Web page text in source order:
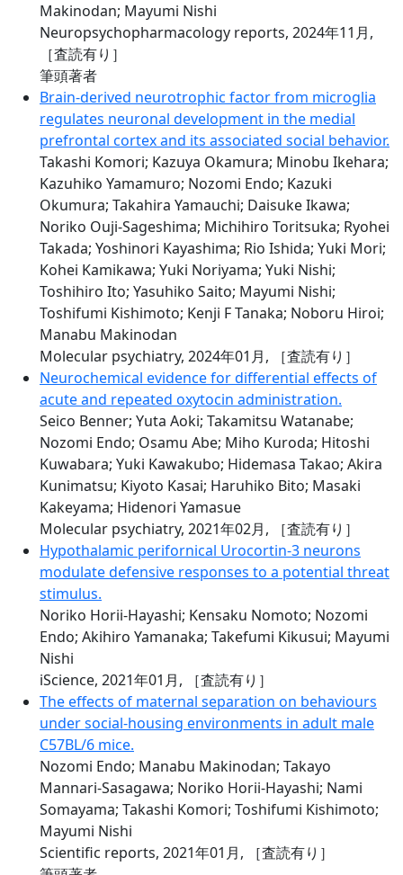
Makinodan; Mayumi Nishi
Neuropsychopharmacology reports, 2024年11月,
［査読有り］
筆頭著者
Brain-derived neurotrophic factor from microglia
regulates neuronal development in the medial
prefrontal cortex and its associated social behavior.
Takashi Komori; Kazuya Okamura; Minobu Ikehara;
Kazuhiko Yamamuro; Nozomi Endo; Kazuki
Okumura; Takahira Yamauchi; Daisuke Ikawa;
Noriko Ouji-Sageshima; Michihiro Toritsuka; Ryohei
Takada; Yoshinori Kayashima; Rio Ishida; Yuki Mori;
Kohei Kamikawa; Yuki Noriyama; Yuki Nishi;
Toshihiro Ito; Yasuhiko Saito; Mayumi Nishi;
Toshifumi Kishimoto; Kenji F Tanaka; Noboru Hiroi;
Manabu Makinodan
Molecular psychiatry, 2024年01月,
［査読有り］
Neurochemical evidence for differential effects of
acute and repeated oxytocin administration.
Seico Benner; Yuta Aoki; Takamitsu Watanabe;
Nozomi Endo; Osamu Abe; Miho Kuroda; Hitoshi
Kuwabara; Yuki Kawakubo; Hidemasa Takao; Akira
Kunimatsu; Kiyoto Kasai; Haruhiko Bito; Masaki
Kakeyama; Hidenori Yamasue
Molecular psychiatry, 2021年02月,
［査読有り］
Hypothalamic perifornical Urocortin-3 neurons
modulate defensive responses to a potential threat
stimulus.
Noriko Horii-Hayashi; Kensaku Nomoto; Nozomi
Endo; Akihiro Yamanaka; Takefumi Kikusui; Mayumi
Nishi
iScience, 2021年01月,
［査読有り］
The effects of maternal separation on behaviours
under social-housing environments in adult male
C57BL/6 mice.
Nozomi Endo; Manabu Makinodan; Takayo
Mannari-Sasagawa; Noriko Horii-Hayashi; Nami
Somayama; Takashi Komori; Toshifumi Kishimoto;
Mayumi Nishi
Scientific reports, 2021年01月,
［査読有り］